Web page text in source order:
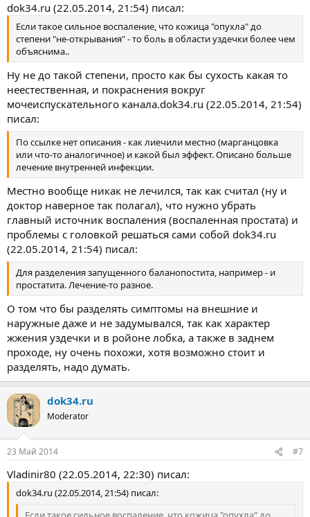
dok34.ru (22.05.2014, 21:54) писал:
Если такое сильное воспаление, что кожица "опухла" до
степени "не-открывания" - то боль в области уздечки более чем
объяснима..
Ну не до такой степени, просто как бы сухость какая то
неестественная, и покраснения вокруг
мочеиспускательного канала.dok34.ru (22.05.2014, 21:54)
писал:
По ссылке нет описания - как лиечили местно (марганцовка
или что-то аналогичное) и какой был эффект. Описано больше
лечение внутренней инфекции.
Местно вообще никак не лечился, так как считал (ну и
доктор наверное так полагал), что нужно убрать
главный источник воспаления (воспаленная простата) и
проблемы с головкой решаться сами собой dok34.ru
(22.05.2014, 21:54) писал:
Для разделения запущенного баланопостита, например - и
простатита. Лечение-то разное.
О том что бы разделять симптомы на внешние и
наружные даже и не задумывался, так как характер
жжения уздечки и в ройоне лобка, а также в заднем
проходе, ну очень похожи, хотя возможно стоит и
разделять, надо думать.
dok34.ru
Moderator
23 Май 2014 #7
Vladinir80 (22.05.2014, 22:30) писал:
dok34.ru (22.05.2014, 21:54) писал: